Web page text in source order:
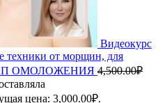
Видеокурс
от морщин, для
ОМОЛОЖЕНИЯ 4,500.00₽
цена: 3,000.00₽.